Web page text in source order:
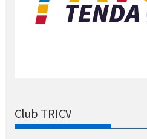
Club TRICV